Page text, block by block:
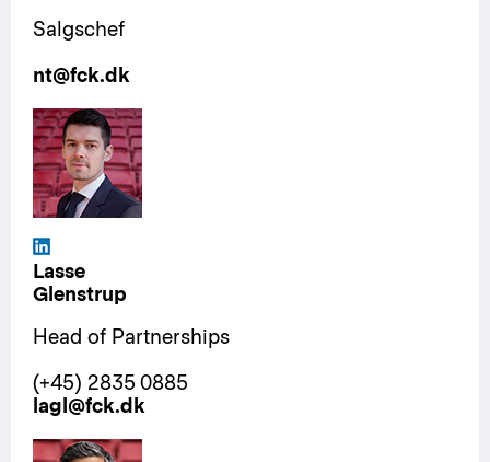
Salgschef
nt@fck.dk
Lasse
Glenstrup
Head of Partnerships
(+45) 2835 0885
lagl@fck.dk